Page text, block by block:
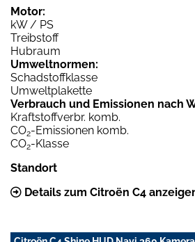
Motor:
kW / PS
Treibstoff
Hubraum
Umweltnormen:
Schadstoffklasse
Umweltplakette
Verbrauch und Emissionen nach
Kraftstoffverbr. komb.
CO2-Emissionen komb.
CO2-Klasse
Standort
Details zum Citroën C4